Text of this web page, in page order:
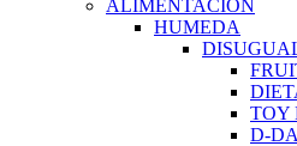
ALIMENTACION
HUMEDA
TOY
D-